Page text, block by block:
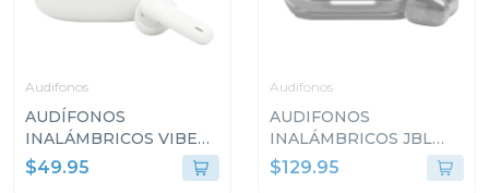
Audifonos
AUDÍFONOS
INALÁMBRICOS VIBE
FLEX 2 COLOR BLANCO
VFLEX2WHTA
$49.95
Audifonos
AUDIFONOS
INALÁMBRICOS JBL
SOUNDGEAR CLIPS
AZUL
$129.95